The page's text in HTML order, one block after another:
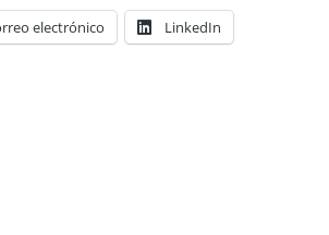
electrónico LinkedIn